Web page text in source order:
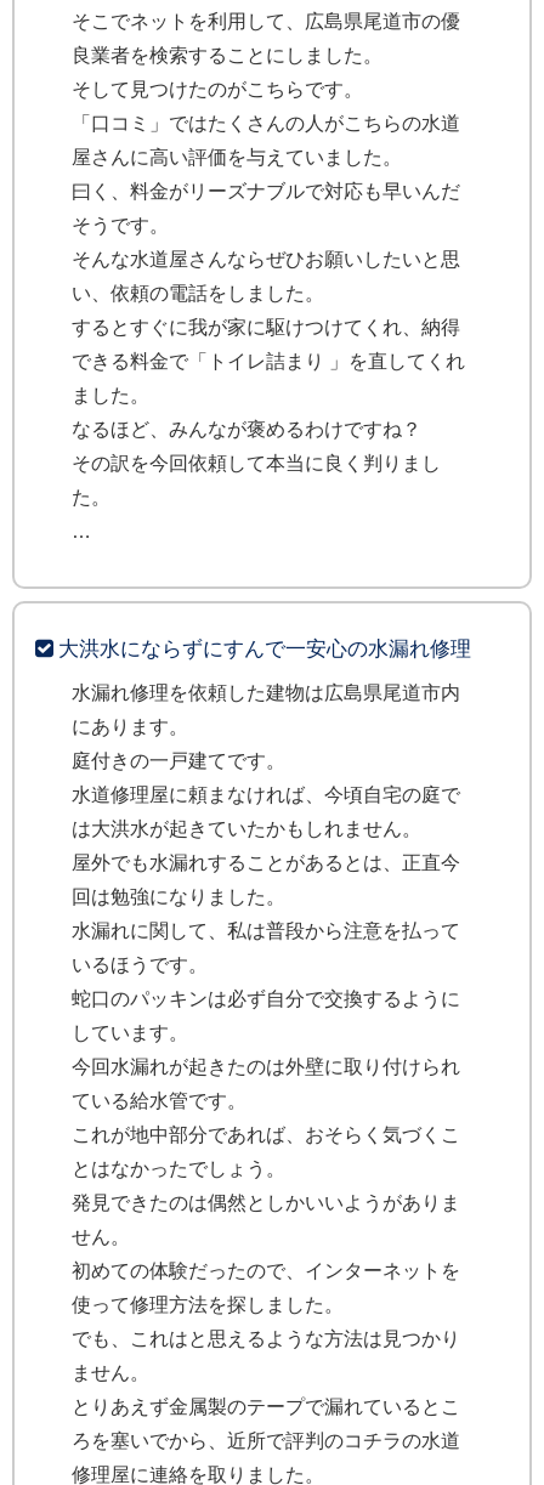
そこでネットを利用して、広島県尾道市の優
良業者を検索することにしました。
そして見つけたのがこちらです。
「口コミ」ではたくさんの人がこちらの水道
屋さんに高い評価を与えていました。
曰く、料金がリーズナブルで対応も早いんだ
そうです。
そんな水道屋さんならぜひお願いしたいと思
い、依頼の電話をしました。
するとすぐに我が家に駆けつけてくれ、納得
できる料金で「トイレ詰まり 」を直してくれ
ました。
なるほど、みんなが褒めるわけですね？
その訳を今回依頼して本当に良く判りまし
た。
大洪水にならずにすんで一安心の水漏れ修理
水漏れ修理を依頼した建物は広島県尾道市内
にあります。
庭付きの一戸建てです。
水道修理屋に頼まなければ、今頃自宅の庭で
は大洪水が起きていたかもしれません。
屋外でも水漏れすることがあるとは、正直今
回は勉強になりました。
水漏れに関して、私は普段から注意を払って
いるほうです。
蛇口のパッキンは必ず自分で交換するように
しています。
今回水漏れが起きたのは外壁に取り付けられ
ている給水管です。
これが地中部分であれば、おそらく気づくこ
とはなかったでしょう。
発見できたのは偶然としかいいようがありま
せん。
初めての体験だったので、インターネットを
使って修理方法を探しました。
でも、これはと思えるような方法は見つかり
ません。
とりあえず金属製のテープで漏れているとこ
ろを塞いでから、近所で評判のコチラの水道
修理屋に連絡を取りました。